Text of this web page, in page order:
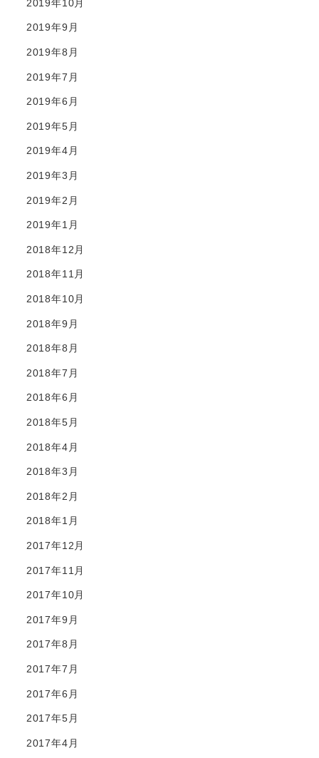
2019年10月
2019年9月
2019年8月
2019年7月
2019年6月
2019年5月
2019年4月
2019年3月
2019年2月
2019年1月
2018年12月
2018年11月
2018年10月
2018年9月
2018年8月
2018年7月
2018年6月
2018年5月
2018年4月
2018年3月
2018年2月
2018年1月
2017年12月
2017年11月
2017年10月
2017年9月
2017年8月
2017年7月
2017年6月
2017年5月
2017年4月